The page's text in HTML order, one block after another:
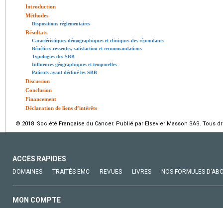
Introduction
Méthodes
Dispositions réglementaires
Résultats
Caractéristiques démographiques et cliniques des répondants
Bénéfices ressentis, satisfaction et recommandations
Typologies des SBB
Influences géographiques et temporelles
Patients ayant décliné les SBB
Discussion
Conclusion
Financement
Déclaration de liens d’intérêts
© 2018 Société Française du Cancer. Publié par Elsevier Masson SAS. Tous
ACCÈS RAPIDES
DOMAINES TRAITÉS EMC REVUES LIVRES NOS FORMULES
MON COMPTE